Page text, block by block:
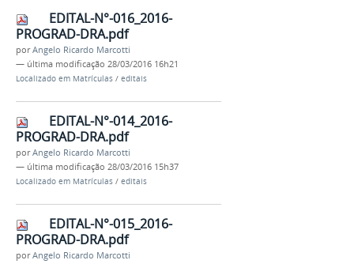
EDITAL-N°-016_2016-
PROGRAD-DRA.pdf
porAngelo Ricardo Marcotti
— última modificação 28/03/2016 16h21
Localizado em Matrículas / editais
EDITAL-N°-014_2016-
PROGRAD-DRA.pdf
porAngelo Ricardo Marcotti
— última modificação 28/03/2016 15h37
Localizado em Matrículas / editais
EDITAL-N°-015_2016-
PROGRAD-DRA.pdf
porAngelo Ricardo Marcotti